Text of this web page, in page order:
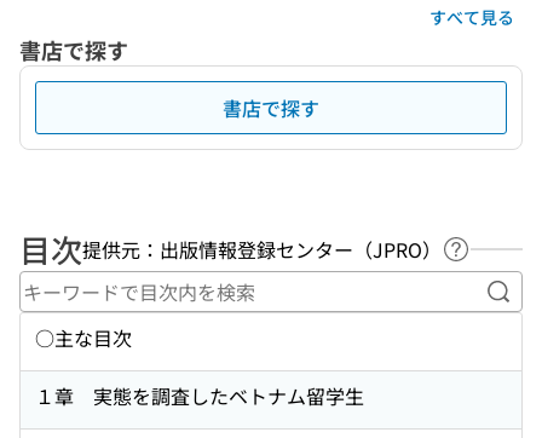
すべて見る
書店で探す
書店で探す
目次提供元：出版情報登録センター（JPRO）
ヘルプペ
キ
○主な目次
１章 実態を調査したベトナム留学生